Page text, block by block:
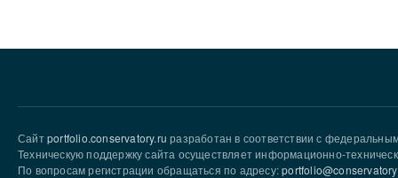
Сайтportfolio.conservatory.ru разработан в соответствии с
Техническую поддержку сайта осуществляет информационно-
По вопросам регистрации обращаться по адресу: